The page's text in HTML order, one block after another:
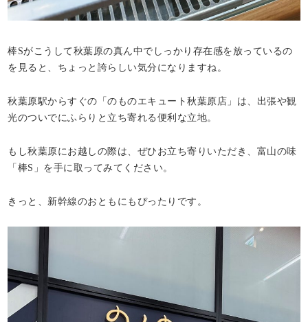
棒Sがこうして秋葉原の真ん中でしっかり存在感を放っているの
を見ると、ちょっと誇らしい気分になりますね。
秋葉原駅からすぐの「のものエキュート秋葉原店」は、出張や観
光のついでにふらりと立ち寄れる便利な立地。
もし秋葉原にお越しの際は、ぜひお立ち寄りいただき、富山の味
「棒S」を手に取ってみてください。
きっと、新幹線のおともにもぴったりです。